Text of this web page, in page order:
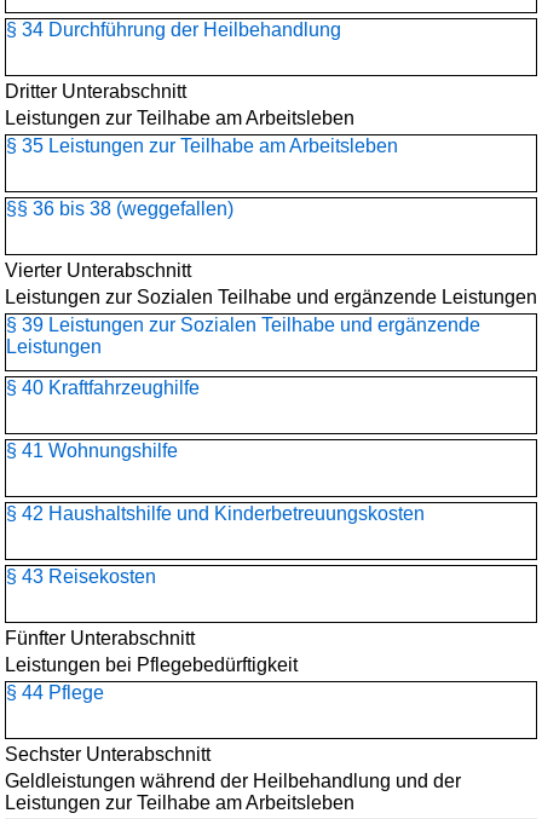
§ 34 Durchführung der Heilbehandlung
Dritter Unterabschnitt
Leistungen zur Teilhabe am Arbeitsleben
§ 35 Leistungen zur Teilhabe am Arbeitsleben
§§ 36 bis 38 (weggefallen)
Vierter Unterabschnitt
Leistungen zur Sozialen Teilhabe und ergänzende Leistungen
§ 39 Leistungen zur Sozialen Teilhabe und ergänzende
Leistungen
§ 40 Kraftfahrzeughilfe
§ 41 Wohnungshilfe
§ 42 Haushaltshilfe und Kinderbetreuungskosten
§ 43 Reisekosten
Fünfter Unterabschnitt
Leistungen bei Pflegebedürftigkeit
§ 44 Pflege
Sechster Unterabschnitt
Geldleistungen während der Heilbehandlung und der
Leistungen zur Teilhabe am Arbeitsleben